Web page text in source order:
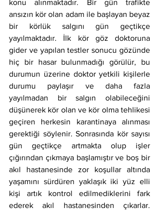
konu alınmaktadır. Bir gün trafikte
ansızın kör olan adam ile başlayan beyaz
bir körlük salgını gün geçtikçe
yayılmaktadır. İlk kör göz doktoruna
gider ve yapılan testler sonucu gözünde
hiç bir hasar bulunmadığı görülür, bu
durumun üzerine doktor yetkili kişilerle
durumu paylaşır ve daha fazla
yayılmadan bir salgın olabileceğini
düşünerek kör olan ve kör olma tehlikesi
geçiren herkesin karantinaya alınması
gerektiği söylenir. Sonrasında kör sayısı
gün geçtikçe artmakta olup işler
çığırından çıkmaya başlamıştır ve boş bir
akıl hastanesinde zor koşullar altında
yaşamını sürdüren yaklaşık iki yüz elli
kişi artık kontrol edilmediklerini fark
ederek akıl hastanesinden çıkarlar.